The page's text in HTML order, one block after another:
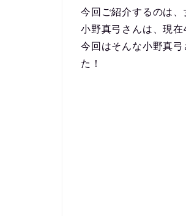
今回ご紹介するのは、
小野真弓さんは、現在
今回はそんな小野真
た！